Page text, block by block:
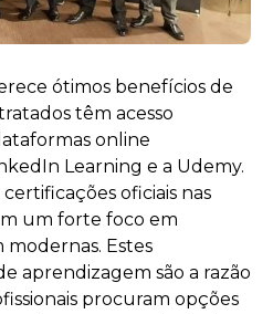
ótimos benefícios de
têm acesso
online
Learning e a Udemy.
oficiais nas
um forte foco em
Estes
aprendizagem são a razão
procuram opções